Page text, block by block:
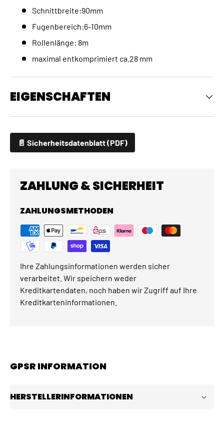
Schnittbreite:90mm
Fugenbereich:6-10mm
Rollenlänge: 8m
maximal entkomprimiert ca.28 mm
EIGENSCHAFTEN
📄 Sicherheitsdatenblatt (PDF)
ZAHLUNG & SICHERHEIT
ZAHLUNGSMETHODEN
Ihre Zahlungsinformationen werden sicher
verarbeitet. Wir speichern weder
Kreditkartendaten, noch haben wir Zugriff auf Ihre
Kreditkarteninformationen.
GPSR INFORMATION
HERSTELLERINFORMATIONEN